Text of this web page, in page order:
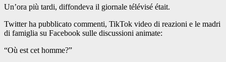
Un’ora più tardi, diffondeva il giornale télévisé était.
Twitter ha pubblicato commenti, TikTok video di reazioni e le madri
di famiglia su Facebook sulle discussioni animate:
“Où est cet homme?”